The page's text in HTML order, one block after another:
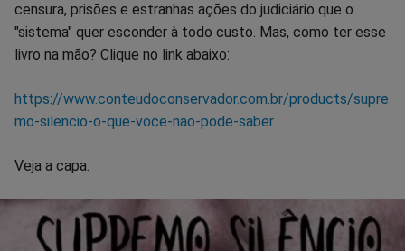
censura, prisões e estranhas ações do judiciário que o
"sistema" quer esconder à todo custo. Mas, como ter esse
livro na mão? Clique no link abaixo:
https://www.conteudoconservador.com.br/products/supre
mo-silencio-o-que-voce-nao-pode-saber
Veja a capa: